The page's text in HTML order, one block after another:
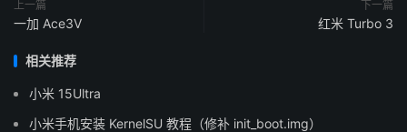
上一篇
一加 Ace3V
下一篇
红米 Turbo 3
相关推荐
小米 15Ultra
小米手机安装 KernelSU 教程（修补 init_boot.img）